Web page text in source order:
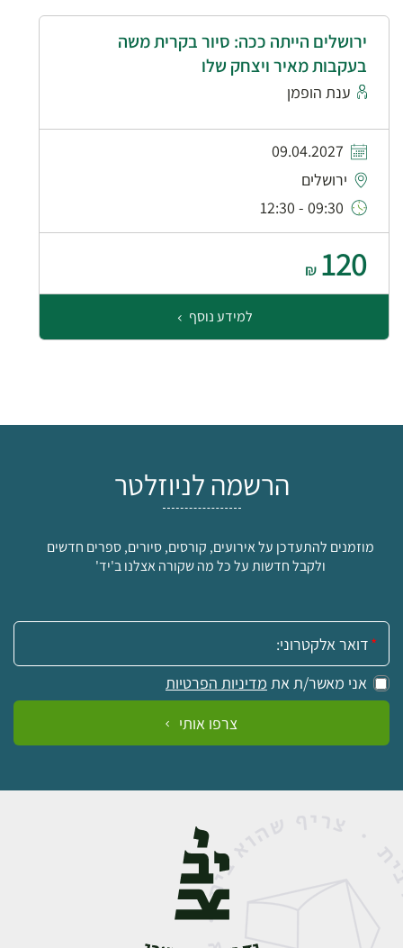
ירושלים הייתה ככה: סיור בקרית משה
בעקבות מאיר ויצחק שלו
ענת הופמן
09.04.2027
ירושלים
09:30 - 12:30
120
₪
למידע נוסף
הרשמה לניוזלטר
מוזמנים להתעדכן על אירועים, קורסים, סיורים, ספרים חדשים
ולקבל חדשות על כל מה שקורה אצלנו ב'יד'
אימייל:
אני מאשר/ת את מדיניות הפרטיות
צרפו אותי